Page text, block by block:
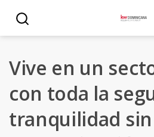
Vive en un
con toda la
tranquilidad sin